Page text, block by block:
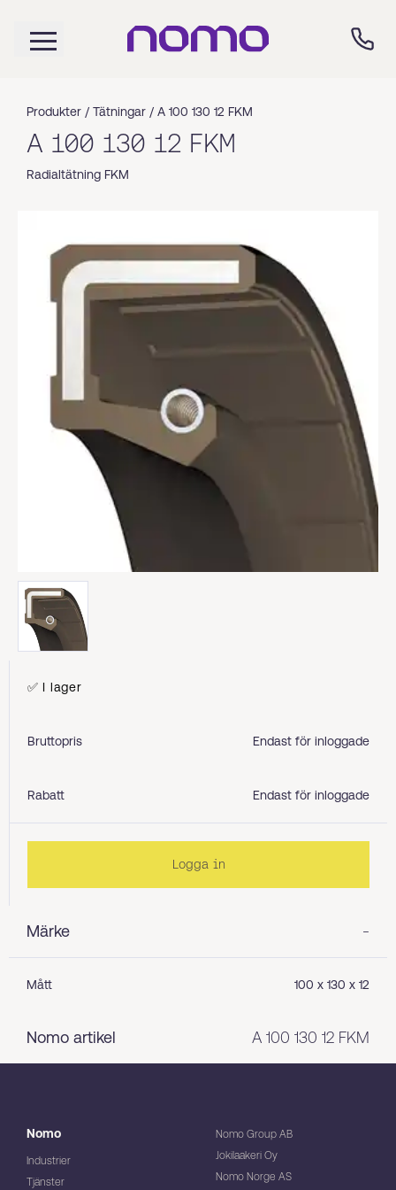
Produkter / Tätningar / A 100 130 12 FKM
A 100 130 12 FKM
Radialtätning FKM
Märke -
Mått 100 x 130 x 12
Nomo artikel A 100 130 12 FKM
✅ I lager
Bruttopris Endast för inloggade
Rabatt Endast för inloggade
Logga in
Nomo
Industrier
Tjänster
Nomo Group AB
Jokilaakeri Oy
Nomo Norge AS